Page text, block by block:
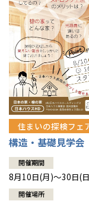
住まいの探検フェ
構造・基礎見学会
開催期間
8月10日(月)～30日(
開催場所